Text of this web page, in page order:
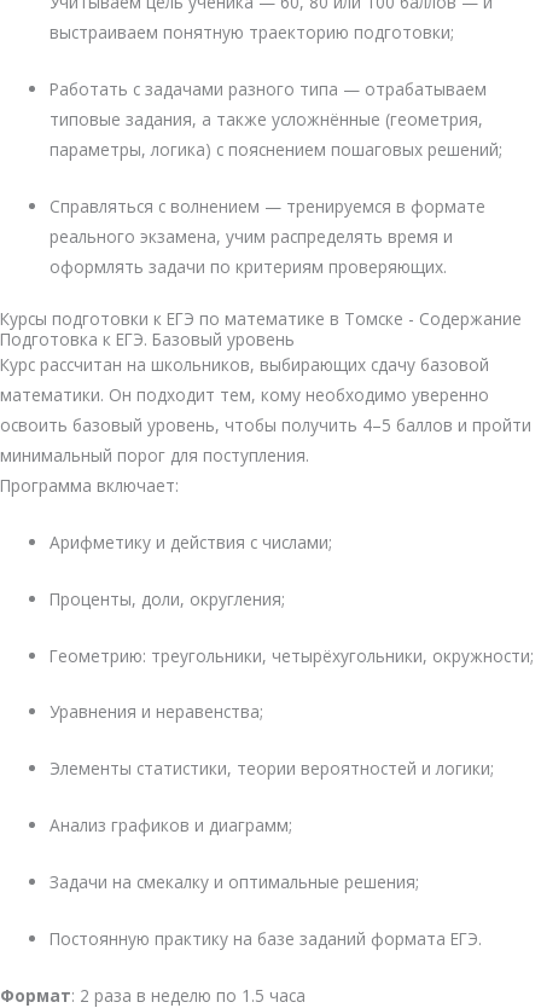
выстраиваем понятную траекторию подготовки;
Работать с задачами разного типа — отрабатываем
типовые задания, а также усложнённые (геометрия,
параметры, логика) с пояснением пошаговых решений;
Справляться с волнением — тренируемся в формате
реального экзамена, учим распределять время и
оформлять задачи по критериям проверяющих.
Курсы подготовки к ЕГЭ по математике в Томске - Содержание
Подготовка к ЕГЭ. Базовый уровень
Курс рассчитан на школьников, выбирающих сдачу базовой
математики. Он подходит тем, кому необходимо уверенно
освоить базовый уровень, чтобы получить 4–5 баллов и пройти
минимальный порог для поступления.
Программа включает:
Арифметику и действия с числами;
Проценты, доли, округления;
Геометрию: треугольники, четырёхугольники, окружности;
Уравнения и неравенства;
Элементы статистики, теории вероятностей и логики;
Анализ графиков и диаграмм;
Задачи на смекалку и оптимальные решения;
Постоянную практику на базе заданий формата ЕГЭ.
Формат: 2 раза в неделю по 1.5 часа